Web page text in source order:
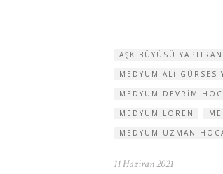
AŞK BÜYÜSÜ
MEDYUM ALI GÜRSES
MEDYUM DEVRIM
MEDYUM LOREN
MEDYUM UZMAN
11 Haziran 2021